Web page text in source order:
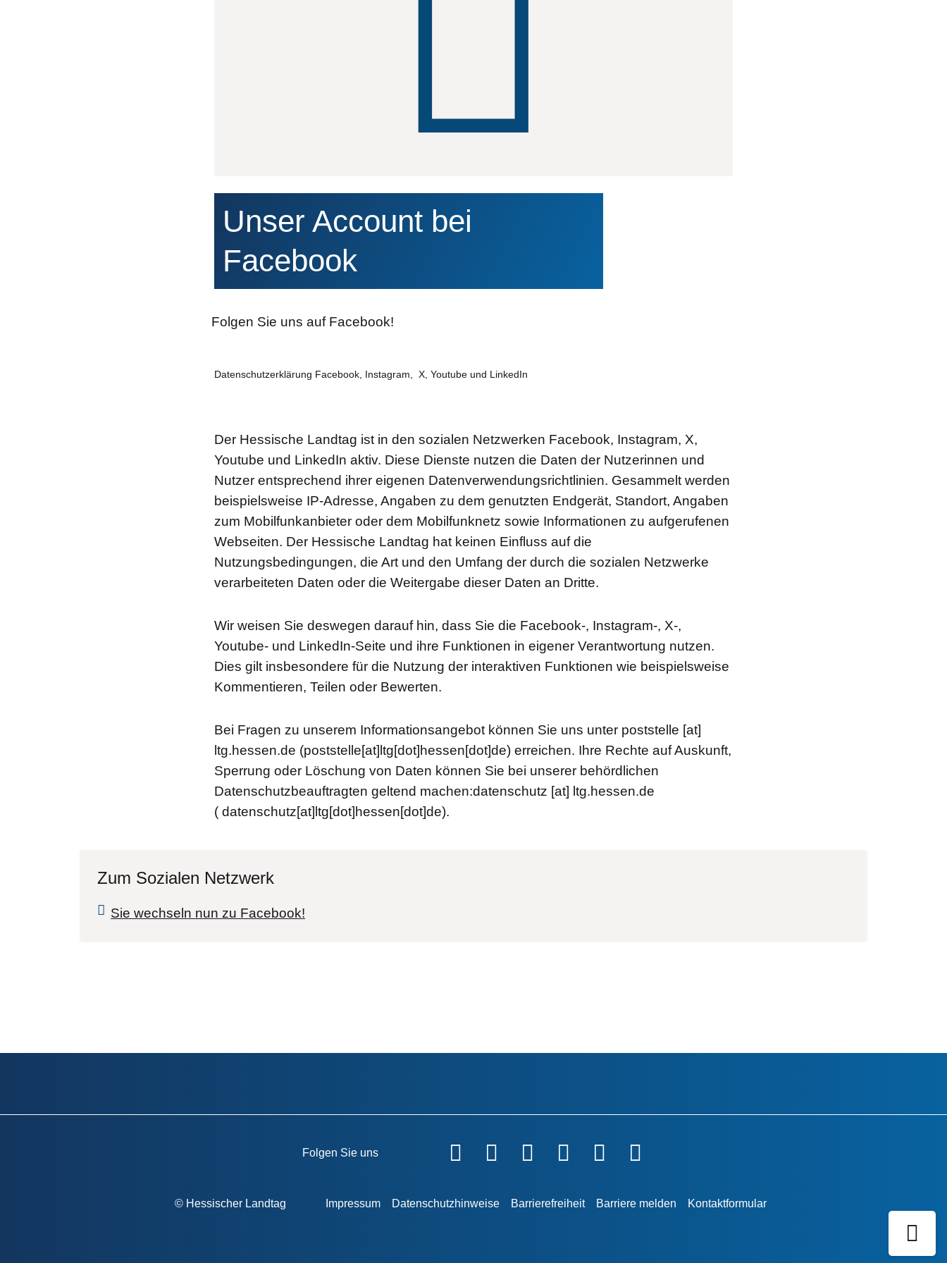
Unser Account bei
Facebook
Folgen Sie uns auf Facebook!
Datenschutzerklärung Facebook, Instagram, X, Youtube und LinkedIn
Der Hessische Landtag ist in den sozialen Netzwerken Facebook, Instagram, X,
Youtube und LinkedIn aktiv. Diese Dienste nutzen die Daten der Nutzerinnen und
Nutzer entsprechend ihrer eigenen Datenverwendungsrichtlinien. Gesammelt werden
beispielsweise IP-Adresse, Angaben zu dem genutzten Endgerät, Standort, Angaben
zum Mobilfunkanbieter oder dem Mobilfunknetz sowie Informationen zu aufgerufenen
Webseiten. Der Hessische Landtag hat keinen Einfluss auf die
Nutzungsbedingungen, die Art und den Umfang der durch die sozialen Netzwerke
verarbeiteten Daten oder die Weitergabe dieser Daten an Dritte.
Wir weisen Sie deswegen darauf hin, dass Sie die Facebook-, Instagram-, X-,
Youtube- und LinkedIn-Seite und ihre Funktionen in eigener Verantwortung nutzen.
Dies gilt insbesondere für die Nutzung der interaktiven Funktionen wie beispielsweise
Kommentieren, Teilen oder Bewerten.
Bei Fragen zu unserem Informationsangebot können Sie uns unter poststelle [at]
ltg.hessen.de (poststelle[at]ltg[dot]hessen[dot]de) erreichen. Ihre Rechte auf Auskunft,
Sperrung oder Löschung von Daten können Sie bei unserer behördlichen
Datenschutzbeauftragten geltend machen:datenschutz [at] ltg.hessen.de
( datenschutz[at]ltg[dot]hessen[dot]de).
Zum Sozialen Netzwerk
Sie wechseln nun zu Facebook!
Folgen Sie uns
© Hessischer Landtag Impressum Datenschutzhinweise Barrierefreiheit Barriere melden Kontaktformular